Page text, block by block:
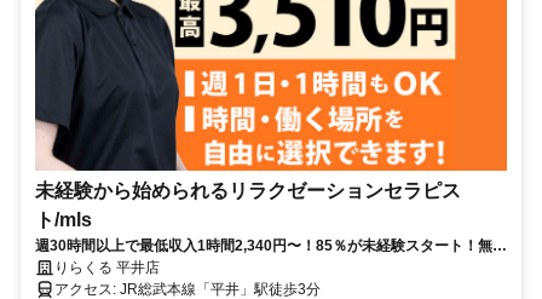
未経験から始められるリラクゼーションセラピス
ト/mls
週30時間以上で最低収入1時間2,340円〜！85％が未経験スタート！無料
トレで一生モノの技術を習得✅好きな時間に収入を得られます⏰【東京
都江戸川区平井】
りらくる 平井店
アクセス: JR総武本線「平井」駅徒歩3分